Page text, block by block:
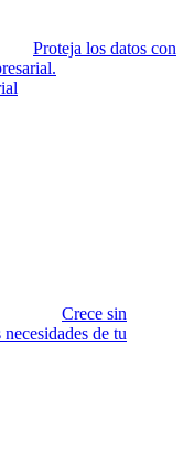
Proteja los datos con
Crece sin
de tu